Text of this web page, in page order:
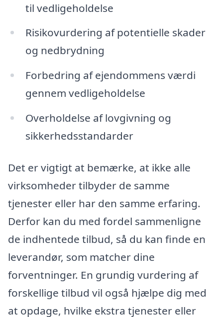
til vedligeholdelse
Risikovurdering af potentielle skader
og nedbrydning
Forbedring af ejendommens værdi
gennem vedligeholdelse
Overholdelse af lovgivning og
sikkerhedsstandarder
Det er vigtigt at bemærke, at ikke alle
virksomheder tilbyder de samme
tjenester eller har den samme erfaring.
Derfor kan du med fordel sammenligne
de indhentede tilbud, så du kan finde en
leverandør, som matcher dine
forventninger. En grundig vurdering af
forskellige tilbud vil også hjælpe dig med
at opdage, hvilke ekstra tjenester eller